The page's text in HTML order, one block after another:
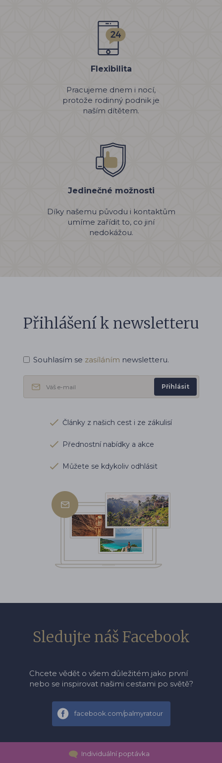
Flexibilita
Pracujeme dnem i nocí,
protože rodinný podnik je
naším dítětem.
Jedinečné možnosti
Díky našemu původu i kontaktům
umíme zařídit to, co jiní
nedokážou.
Přihlášení k newsletteru
Souhlasím se zasíláním newsletteru.
Přihlásit
Články z našich cest i ze zákulisí
Přednostní nabídky a akce
Můžete se kdykoliv odhlásit
Sledujte náš Facebook
Chcete vědět o všem důležitém jako první
nebo se inspirovat našimi cestami po světě?
facebook.com/palmyratour
Individuální poptávka